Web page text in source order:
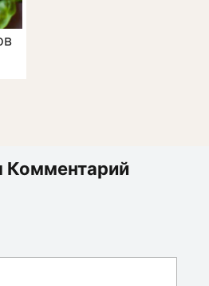
Комментарий